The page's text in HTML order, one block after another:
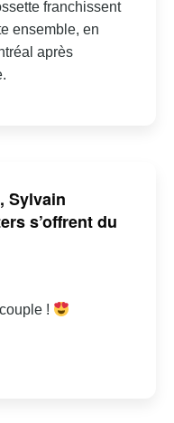
franchissent
ensemble, en
après
Sylvain
s’offrent du
!